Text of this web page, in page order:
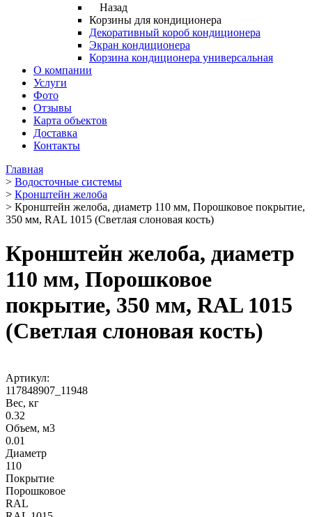
Назад
Корзины для кондиционера
Декоративный короб кондиционера
Экран кондиционера
Корзина кондиционера универсальная
О компании
Услуги
Фото
Отзывы
Карта объектов
Доставка
Контакты
Главная
> Водосточные системы
> Кронштейн желоба
> Кронштейн желоба, диаметр 110 мм, Порошковое покрытие,
350 мм, RAL 1015 (Светлая слоновая кость)
Кронштейн желоба, диаметр
110 мм, Порошковое
покрытие, 350 мм, RAL 1015
(Светлая слоновая кость)
Артикул:
117848907_11948
Вес, кг
0.32
Объем, м3
0.01
Диаметр
110
Покрытие
Порошковое
RAL